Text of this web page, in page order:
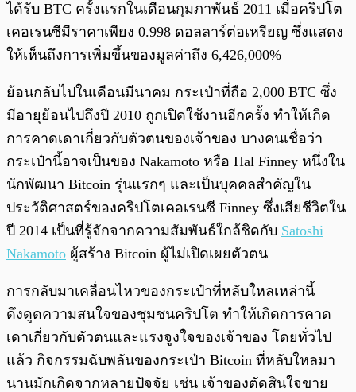
ได้รับ BTC ครั้งแรกในเดือนกุมภาพันธ์ 2011 เมื่อคริปโต
เคอเรนซีมีราคาเพียง 0.998 ดอลลาร์ต่อเหรียญ ซึ่งแสดง
ให้เห็นถึงการเพิ่มขึ้นของมูลค่าถึง 6,426,000%
ย้อนกลับไปในเดือนมีนาคม กระเป๋าที่ถือ 2,000 BTC ซึ่ง
มีอายุย้อนไปถึงปี 2010 ถูกเปิดใช้งานอีกครั้ง ทำให้เกิด
การคาดเดาเกี่ยวกับตัวตนของเจ้าของ บางคนเชื่อว่า
กระเป๋านี้อาจเป็นของ Nakamoto หรือ Hal Finney หนึ่งใน
นักพัฒนา Bitcoin รุ่นแรกๆ และเป็นบุคคลสำคัญใน
ประวัติศาสตร์ของคริปโตเคอเรนซี Finney ซึ่งเสียชีวิตใน
ปี 2014 เป็นที่รู้จักจากความสัมพันธ์ใกล้ชิดกับ Satoshi
Nakamoto ผู้สร้าง Bitcoin ผู้ไม่เปิดเผยตัวตน
การกลับมาเคลื่อนไหวของกระเป๋าที่หลับใหลเหล่านี้
ดึงดูดความสนใจของชุมชนคริปโต ทำให้เกิดการคาด
เดาเกี่ยวกับตัวตนและแรงจูงใจของเจ้าของ โดยทั่วไป
แล้ว กิจกรรมฉับพลันของกระเป๋า Bitcoin ที่หลับใหลมา
นานมักเกิดจากหลายปัจจัย เช่น เจ้าของตัดสินใจขาย